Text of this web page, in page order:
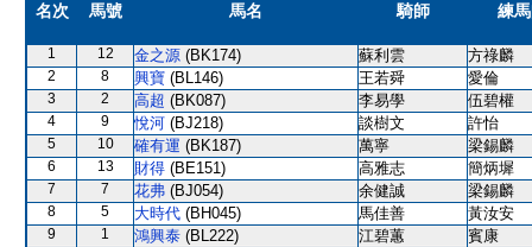
名次 馬號 馬名 騎師 練
1 12 金之源 (BK174) 蘇利雲 方祿麟
2 8 興寶 (BL146) 王若舜 愛倫
3 2 高超 (BK087) 李易學 伍碧權
4 9 悅河 (BJ218) 談樹文 許怡
5 10 確有運 (BK187) 萬寧 梁錫麟
6 13 財得 (BE151) 高雅志 簡炳墀
7 7 花弗 (BJ054) 余健誠 梁錫麟
8 5 大時代 (BH045) 馬佳善 黃汝安
9 1 鴻興泰 (BL222) 江碧蕙 賓康